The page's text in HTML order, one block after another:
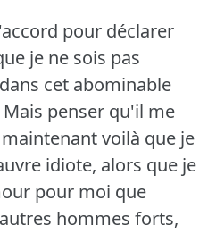
pour déclarer
je ne sois pas
cet abominable
Mais penser qu'il me
maintenant voilà que je
idiote, alors que je
pour moi que
hommes forts,